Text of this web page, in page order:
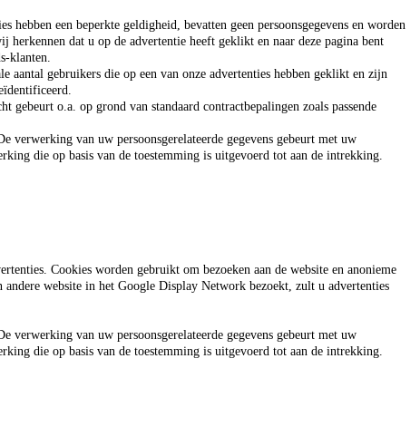
een beperkte geldigheid, bevatten geen persoonsgegevens en worden
dat u op de advertentie heeft geklikt en naar deze pagina bent
klanten.
gebruikers die op een van onze advertenties hebben geklikt en zijn
gebeurt o.a. op grond van standaard contractbepalingen zoals passende
van uw persoonsgerelateerde gegevens gebeurt met uw
die op basis van de toestemming is uitgevoerd tot aan de intrekking.
Cookies worden gebruikt om bezoeken aan de website en anonieme
andere website in het Google Display Network bezoekt, zult u advertenties
van uw persoonsgerelateerde gegevens gebeurt met uw
die op basis van de toestemming is uitgevoerd tot aan de intrekking.